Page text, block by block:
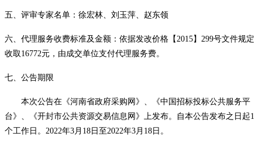
五、评审专家名单： 徐宏林、 刘玉萍、赵东领
六、代理服务收费标准及金额：依据发改价格【2015】299号文件规定
收取 16772元，由成交单位支付代理服务费。
七、公告期限
本次公告在《河南省政府采购网》、《中国招标投标公共服务平
台》、《开封市公共资源交易信息网 》上发布。自本公告发布之日起1
个工作日。2022年3月 18 日至2022年3月 18 日。